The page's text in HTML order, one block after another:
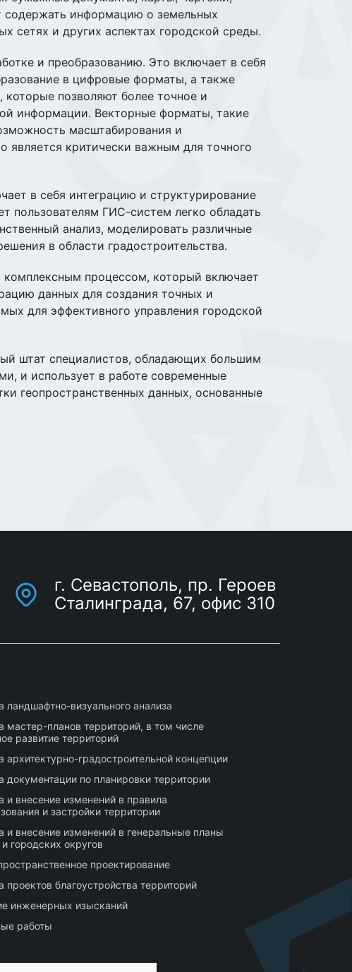
содержать информацию о земельных
сетях и других аспектах городской среды.
и преобразованию. Это включает в себя
в цифровые форматы, а также
позволяют более точное и
информации. Векторные форматы, такие
масштабирования и
является критически важным для точного
в себя интеграцию и структурирование
пользователям ГИС-систем легко обладать
анализ, моделировать различные
в области градостроительства.
процессом, который включает
данных для создания точных и
для эффективного управления городской
штат специалистов, обладающих большим
и использует в работе современные
геопространственных данных, основанные
г. Севастополь, пр. Героев
Сталинграда, 67, офис 310
ландшафтно-визуального анализа
мастер-планов территорий, в том числе
развитие территорий
архитектурно-градостроительной концепции
документации по планировки территории
и внесение изменений в правила
и застройки территории
и внесение изменений в генеральные планы
городских округов
проектирование
проектов благоустройства территорий
инженерных изысканий
работы